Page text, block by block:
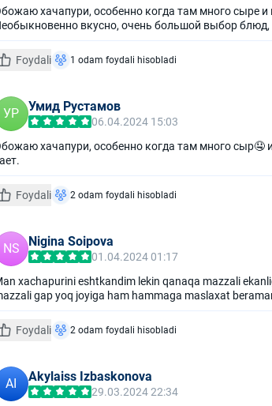
хачапури, особенно когда там много сыре и
вкусно, очень большой выбор блюд,
Foydali 1 odam foydali hisobladi
УР Умид Рустамов
06.04.2024 15:03
хачапури, особенно когда там много сыр🤤
Foydali 2 odam foydali hisobladi
NS Nigina Soipova
01.04.2024 01:17
xachapurini eshtkandim lekin qanaqa mazzali
gap yoq joyiga ham hammaga maslaxat
Foydali 2 odam foydali hisobladi
AI Akylaiss Izbaskonova
29.03.2024 22:34